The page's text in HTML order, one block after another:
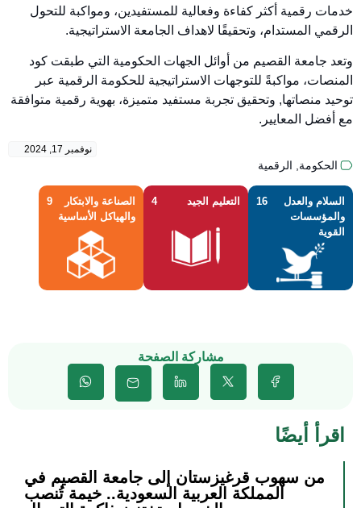
خدمات رقمية أكثر كفاءة وفعالية للمستفيدين، ومواكبة للتحول
الرقمي المستدام، وتحقيقًا لاهداف الجامعة الاستراتيجية.
وتعد جامعة القصيم من أوائل الجهات الحكومية التي طبقت كود
المنصات‬، مواكبةً للتوجهات الاستراتيجية للحكومة الرقمية عبر
توحيد منصاتها, وتحقيق تجربة مستفيد متميزة، بهوية رقمية متوافقة
مع أفضل المعايير.
نوفمبر 17, 2024
الحكومة الرقمية
السلام والعدل
والمؤسسات
القوية
16 التعليم الجيد 4
الصناعة والابتكار
والهياكل الأساسية
9
مشاركة الصفحة
اقرأ أيضًا
من سهوب قرغيزستان إلى جامعة القصيم في
المملكة العربية السعودية.. خيمة تُنصب